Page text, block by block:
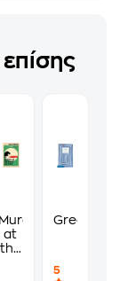
Murder
at
the
Greece
5